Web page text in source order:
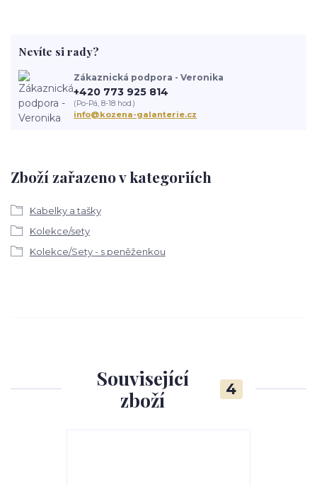
Zboží zařazeno v kategoriích
Kabelky a tašky
Kolekce/sety
Kolekce/Sety - s peněženkou
Nevíte si rady?
Zákaznická podpora - Veronika
+420 773 925 814
(Po-Pá, 8-18 hod.)
info@kozena-galanterie.cz
Související
zboží
4